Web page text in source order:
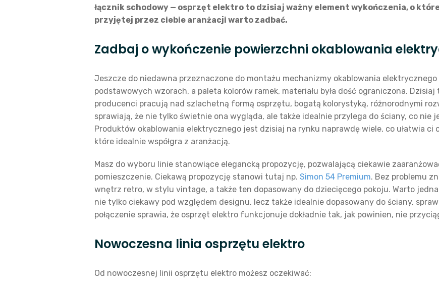
łącznik schodowy — osprzęt elektro to dzisiaj ważny element wykończenia, o
przyjętej przez ciebie aranżacji warto zadbać.
Zadbaj o wykończenie powierzchni okablowania
Jeszcze do niedawna przeznaczone do montażu mechanizmy okablowania elektrycznego
podstawowych wzorach, a paleta kolorów ramek, materiału była dość ograniczona. Dzisiaj
producenci pracują nad szlachetną formą osprzętu, bogatą kolorystyką, różnorodnymi
sprawiają, że nie tylko świetnie ona wygląda, ale także idealnie przylega do ściany, co nie
Produktów okablowania elektrycznego jest dzisiaj na rynku naprawdę wiele, co ułatwia ci
które idealnie współgra z aranżacją.
Masz do wyboru linie stanowiące elegancką propozycję, pozwalającą ciekawie
pomieszczenie. Ciekawą propozycję stanowi tutaj np. Simon 54 Premium. Bez problemu
wnętrz retro, w stylu vintage, a także ten dopasowany do dziecięcego pokoju. Warto
nie tylko ciekawy pod względem designu, lecz także idealnie dopasowany do ściany,
połączenie sprawia, że osprzęt elektro funkcjonuje dokładnie tak, jak powinien, nie
Nowoczesna linia osprzętu elektro
Od nowoczesnej linii osprzętu elektro możesz oczekiwać: